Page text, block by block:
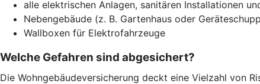
alle elektrischen Anlagen, sanitären Installationen
Nebengebäude (z. B. Gartenhaus oder
Wallboxen für Elektrofahrzeuge
Welche Gefahren sind abgesichert?
Die Wohngebäudeversicherung deckt eine Vielzahl von